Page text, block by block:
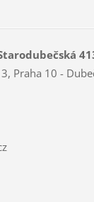
Praha 10 -